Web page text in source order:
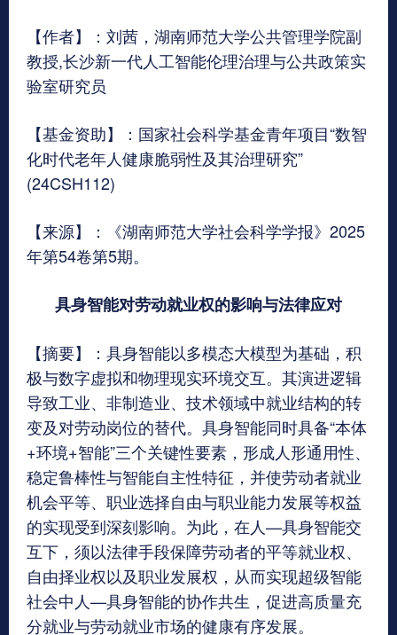
【作者】：刘茜，湖南师范大学公共管理学院副
教授,长沙新一代人工智能伦理治理与公共政策实
验室研究员
【基金资助】：国家社会科学基金青年项目“数智
化时代老年人健康脆弱性及其治理研究”
(24CSH112)
【来源】：《湖南师范大学社会科学学报》2025
年第54卷第5期。
具身智能对劳动就业权的影响与法律应对
【摘要】：具身智能以多模态大模型为基础，积
极与数字虚拟和物理现实环境交互。其演进逻辑
导致工业、非制造业、技术领域中就业结构的转
变及对劳动岗位的替代。具身智能同时具备“本体
+环境+智能”三个关键性要素，形成人形通用性、
稳定鲁棒性与智能自主性特征，并使劳动者就业
机会平等、职业选择自由与职业能力发展等权益
的实现受到深刻影响。为此，在人—具身智能交
互下，须以法律手段保障劳动者的平等就业权、
自由择业权以及职业发展权，从而实现超级智能
社会中人—具身智能的协作共生，促进高质量充
分就业与劳动就业市场的健康有序发展。